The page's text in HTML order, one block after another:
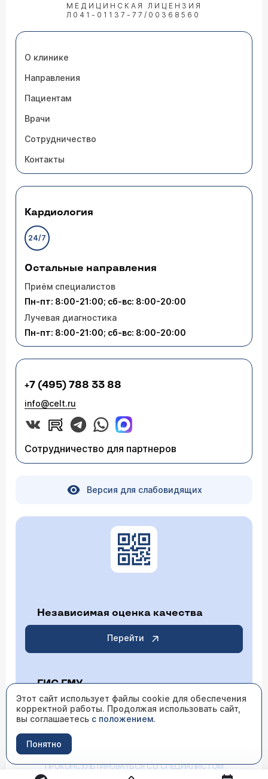
МЕДИЦИНСКАЯ ЛИЦЕНЗИЯ
Л041-01137-77/00368560
О клинике
Направления
Пациентам
Врачи
Сотрудничество
Контакты
Кардиология
24/7
Остальные направления
Приём специалистов
Пн-пт: 8:00-21:00; сб-вс: 8:00-20:00
Лучевая диагностика
Пн-пт: 8:00-21:00; сб-вс: 8:00-20:00
+7 (495) 788 33 88
info@celt.ru
Сотрудничество для партнеров
Версия для слабовидящих
Независимая оценка качества
Перейти
ГИС ГМУ
Перейти
ИМЕЮТСЯ ПРОТИВОПОКАЗАНИЯ НЕОБХОДИМО
ПРОКОНСУЛЬТИРОВАТЬСЯ СО СПЕЦИАЛИСТОМ
Этот сайт использует файлы cookie для обеспечения
корректной работы. Продолжая использовать сайт,
вы соглашаетесь с положением.
Понятно